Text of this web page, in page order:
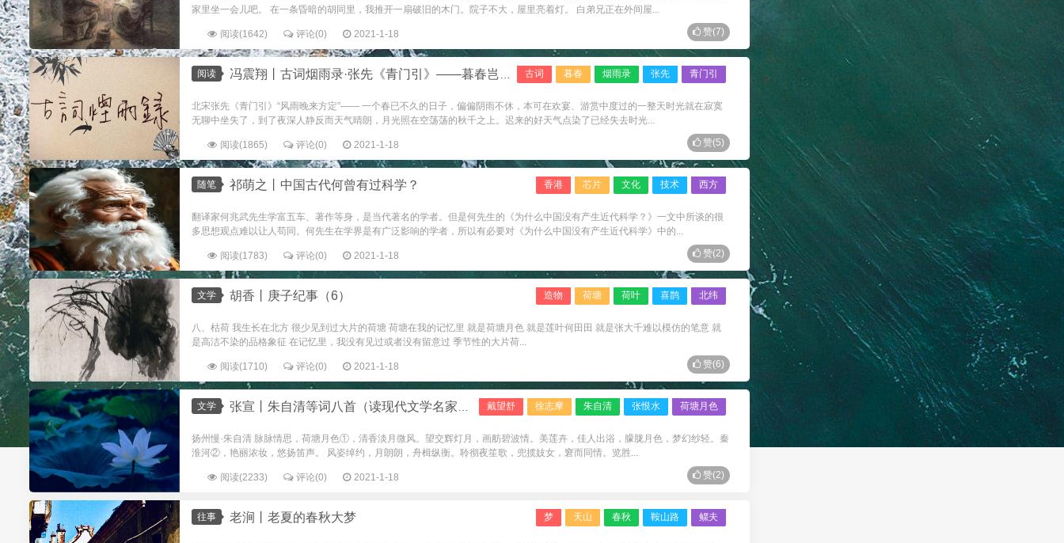
家里坐一会儿吧。 在一条昏暗的胡同里，我推开一扇破旧的木门。院子不大，屋里亮着灯。 白弟兄正在外间屋...
阅读(1642) 评论(0) 2021-1-18 赞(7)
阅读 古词 暮春 烟雨录 张先 青门引
冯震翔丨古词烟雨录·张先《青门引》——暮春岂堪风和雨
北宋张先《青门引》“风雨晚来方定”—— 一个春已不久的日子，偏偏阴雨不休，本可在欢宴、游赏中度过的一整天时光就在寂寞
无聊中坐失了，到了夜深人静反而天气晴朗，月光照在空荡荡的秋千之上。迟来的好天气点染了已经失去时光...
阅读(1865) 评论(0) 2021-1-18 赞(5)
随笔 香港 芯片 文化 技术 西方
祁萌之丨中国古代何曾有过科学？
翻译家何兆武先生学富五车、著作等身，是当代著名的学者。但是何先生的《为什么中国没有产生近代科学？》一文中所谈的很
多思想观点难以让人苟同。何先生在学界是有广泛影响的学者，所以有必要对《为什么中国没有产生近代科学》中的...
阅读(1783) 评论(0) 2021-1-18 赞(2)
文学 造物 荷塘 荷叶 喜鹊 北纬
胡香丨庚子纪事（6）
八、枯荷 我生长在北方 很少见到过大片的荷塘 荷塘在我的记忆里 就是荷塘月色 就是莲叶何田田 就是张大千难以模仿的笔意 就
是高洁不染的品格象征 在记忆里，我没有见过或者没有留意过 季节性的大片荷...
阅读(1710) 评论(0) 2021-1-18 赞(6)
文学 戴望舒 徐志摩 朱自清 张恨水 荷塘月色
张宣丨朱自清等词八首（读现代文学名家之二）
扬州慢·朱自清 脉脉情思，荷塘月色①，清香淡月微风。望交辉灯月，画舫碧波情。美莲卉，佳人出浴，朦胧月色，梦幻纱轻。秦
淮河②，艳丽浓妆，悠扬笛声。 风姿绰约，月朗朗，舟楫纵衡。聆彻夜笙歌，兜揽妓女，窘而同情。览胜...
阅读(2233) 评论(0) 2021-1-18 赞(2)
往事 梦 天山 春秋 鞍山路 鳏夫
老涧丨老夏的春秋大梦